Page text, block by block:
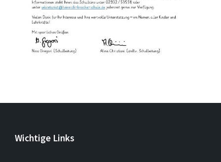
Wichtige Links